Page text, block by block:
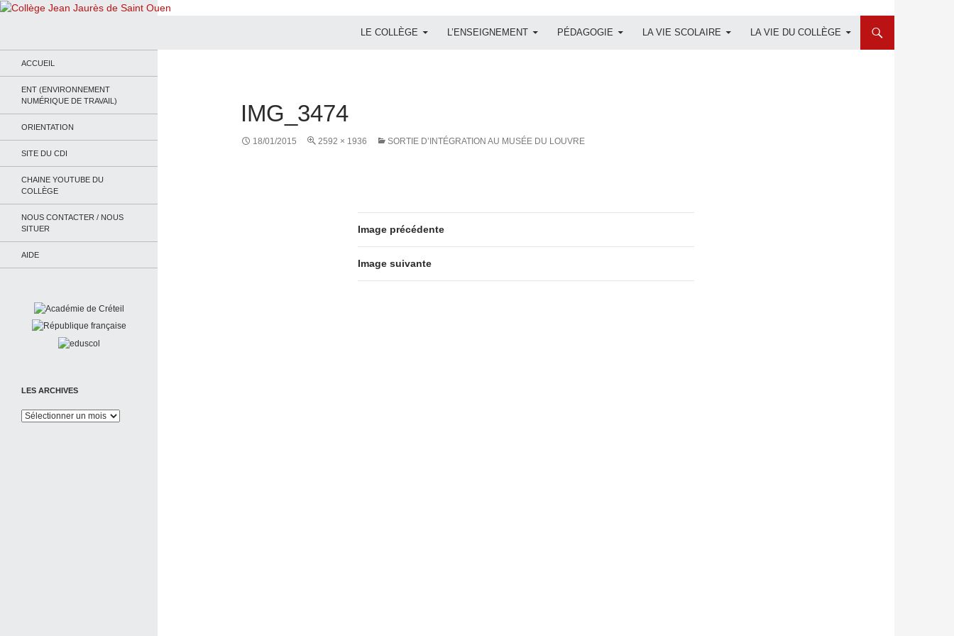
LE COLLÈGE L’ENSEIGNEMENT PÉDAGOGIE LA VIE SCOLAIRE LA VIE DU COLLÈGE
IMG_3474
18/01/2015 2592 × 1936 SORTIE D’INTÉGRATION AU MUSÉE DU LOUVRE
Image précédente
Image suivante
ACCUEIL
ENT (ENVIRONNEMENT
NUMÉRIQUE DE TRAVAIL)
ORIENTATION
SITE DU CDI
CHAINE YOUTUBE DU
COLLÈGE
NOUS CONTACTER / NOUS
SITUER
AIDE
LES ARCHIVES
Les